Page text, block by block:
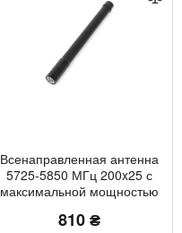
Всенаправленная антенна
5725-5850 МГц 200x25 с
максимальной мощностью
810 ₴